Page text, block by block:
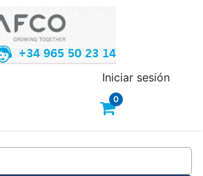
+34 965 50 23 14
0
Iniciar sesión